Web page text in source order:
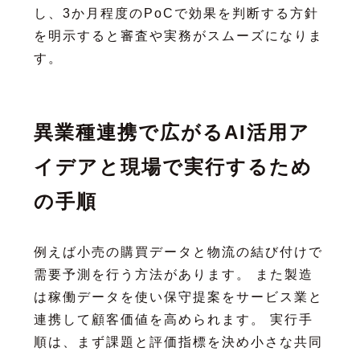
し、3か月程度のPoCで効果を判断する方針
を明示すると審査や実務がスムーズになりま
す。
異業種連携で広がるAI活用ア
イデアと現場で実行するため
の手順
例えば小売の購買データと物流の結び付けで
需要予測を行う方法があります。 また製造
は稼働データを使い保守提案をサービス業と
連携して顧客価値を高められます。 実行手
順は、まず課題と評価指標を決め小さな共同